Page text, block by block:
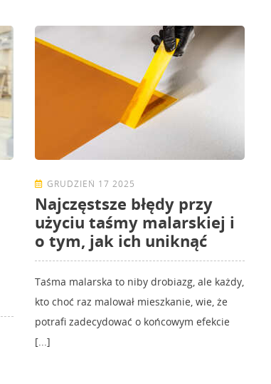
GRUDZIEŃ 17 2025
Najczęstsze błędy przy
użyciu taśmy malarskiej i
o tym, jak ich uniknąć
Taśma malarska to niby drobiazg, ale każdy,
kto choć raz malował mieszkanie, wie, że
potrafi zadecydować o końcowym efekcie
[...]